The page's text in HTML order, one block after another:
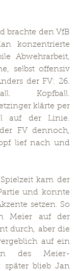
brachte den VfB
konzentrierte
Abwehrarbeit,
selbst offensiv
der FV: 26.
Kopfball.
klärte per
auf der Linie.
FV dennoch,
lief nach und
kam der
und konnte
setzen. So
Meier auf der
durch, aber die
auf ein
des Meier-
später blieb Jan